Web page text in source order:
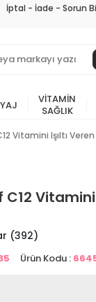
İptal - İade - Sorun
VITAMIN
SAĞLIK
Vitamini Işıltı
Vitamini
(392)
Ürün Kodu :